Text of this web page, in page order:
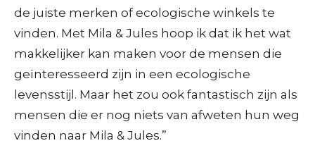
de juiste merken of ecologische winkels te
vinden. Met Mila & Jules hoop ik dat ik het wat
makkelijker kan maken voor de mensen die
geïnteresseerd zijn in een ecologische
levensstijl. Maar het zou ook fantastisch zijn als
mensen die er nog niets van afweten hun weg
vinden naar Mila & Jules.”